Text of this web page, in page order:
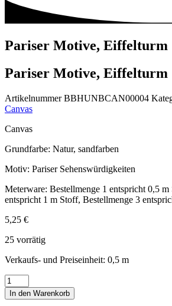
Pariser Motive, Eiffelturm
Pariser Motive, Eiffelturm
ArtikelnummerBBHUNBCAN00004
Canvas
Canvas
Grundfarbe: Natur, sandfarben
Motiv: Pariser Sehenswürdigkeiten
Meterware: Bestellmenge 1 entspricht 0,5
entspricht 1 m Stoff, Bestellmenge 3
5,25 €
25 vorrätig
Verkaufs- und Preiseinheit: 0,5 m
Pariser
Motive,
Eiffelturm
In den Warenkorb